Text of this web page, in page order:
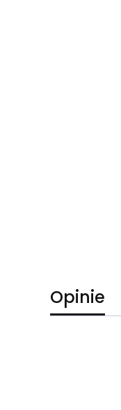
Opinie